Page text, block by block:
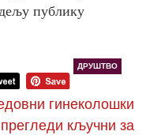
публику
ДРУШТВО
гинеколошки
прегледи кључни за